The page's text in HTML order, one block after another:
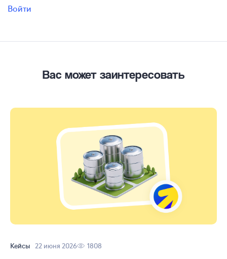
Войти
Вас может заинтересовать
Кейсы 22 июня 2026 1808